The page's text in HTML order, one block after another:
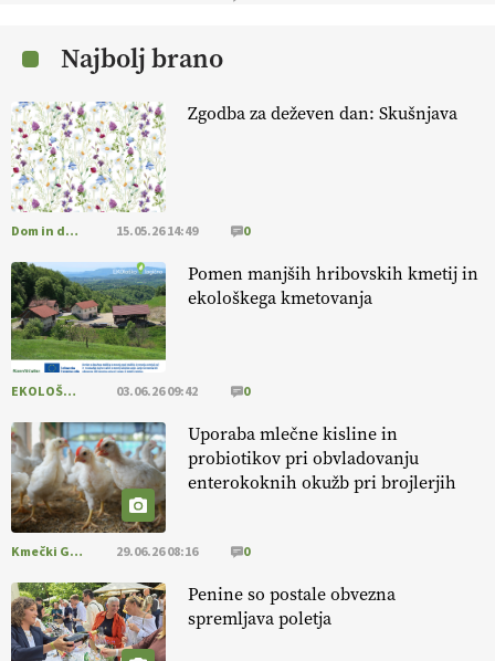
kmetijstva in uspešno prenovo kmetij
. VEČ
https://t.co/RRn8unbwXp @EUAgri #IMCAP #CAP
https://t.co/mnLHFv2VuP
Ekološka reja kokoši skrbi za živali
, okolje
in kakovostna jajca . VEČ
https://t.co/PX49GVsP1M
@EUAgri #IMCAP #CAP https://t.co/a1xatzEeid
Najbolj brano
Zgodba za deževen dan: Skušnjava
Dom in družina 15.05.26 14:49 0
Pomen manjših hribovskih kmetij in
ekološkega kmetovanja
EKOLOŠKO LOGIČNO 03.06.26 09:42 0
Uporaba mlečne kisline in
probiotikov pri obvladovanju
enterokoknih okužb pri brojlerjih
Kmečki Glas 29.06.26 08:16 0
Penine so postale obvezna
spremljava poletja